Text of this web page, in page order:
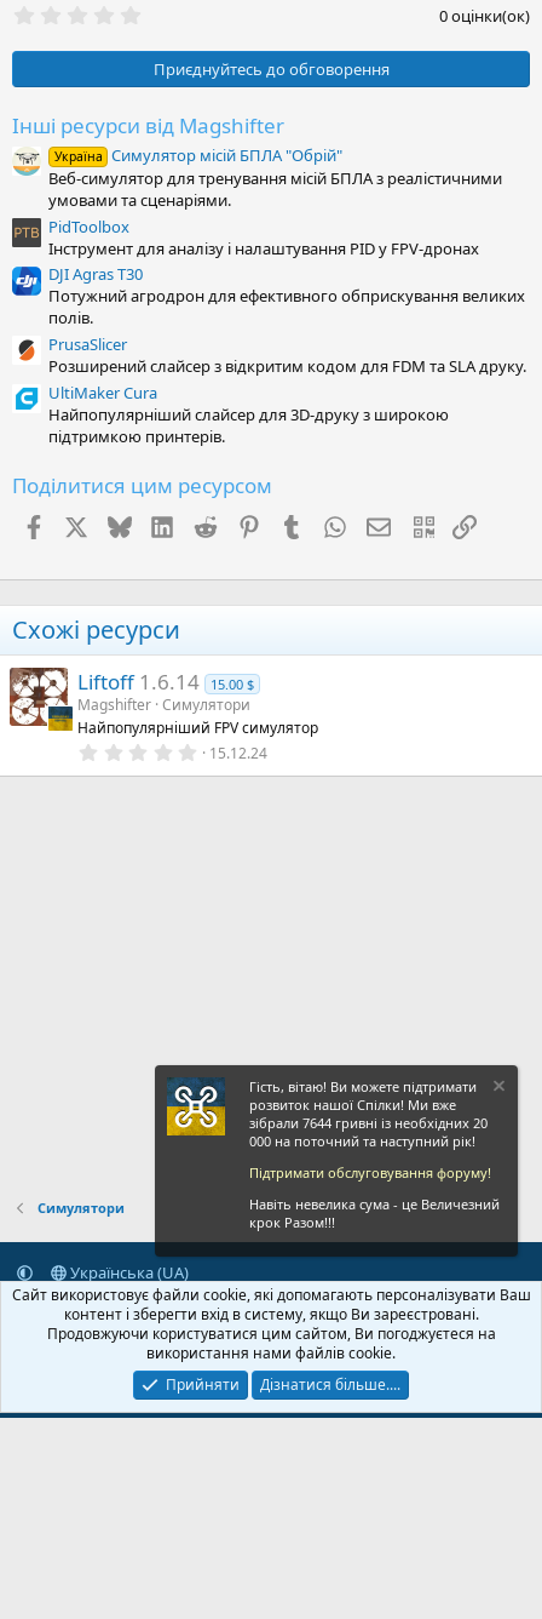
0
з
р
к
а
(
и
)
0 оцінки(ок)
Приєднуйтесь до обговорення
Інші ресурси від Magshifter
Україна Симулятор місій БПЛА "Обрій"
Веб-симулятор для тренування місій БПЛА з реалістичними
умовами та сценаріями.
PidToolbox
Інструмент для аналізу і налаштування PID у FPV-дронах
DJI Agras T30
Потужний агродрон для ефективного обприскування великих
полів.
PrusaSlicer
Розширений слайсер з відкритим кодом для FDM та SLA друку.
UltiMaker Cura
Найпопулярніший слайсер для 3D-друку з широкою
підтримкою принтерів.
Поділитися цим ресурсом
FacebookX (Twitter)
BlueskyLinkedInReddit PinterestTumblr WhatsApp
E-mail QR Code
Схожі ресурси
Liftoff 1.6.14 15.00 $
Magshifter Симулятори
Найпопулярніший FPV симулятор
0
0
15.12.24
Симулятори
Українська (UA)
Зворотній зв'язок
Умови і правила
Політика конфіденційності
Дoпoмoга
Головна
R
S
S
© 2020-2026 FPVUA.ORG Розроблено:Magshifter
Гість, вітаю! Ви можете підтримати
розвиток нашої Спілки! Ми вже
зібрали 7644 гривні із необхідних 20
000 на поточний та наступний рік!
Підтримати обслуговування форуму!
Навіть невелика сума - це Величезний
крок Разом!!!
Сайт використовує файли cookie, які допомагають персоналізувати Ваш
контент і зберегти вхід в систему, якщо Ви зареєстровані.
Продовжуючи користуватися цим сайтом, Ви погоджуєтеся на
використання нами файлів cookie.
Прийняти
Дізнатися більше....